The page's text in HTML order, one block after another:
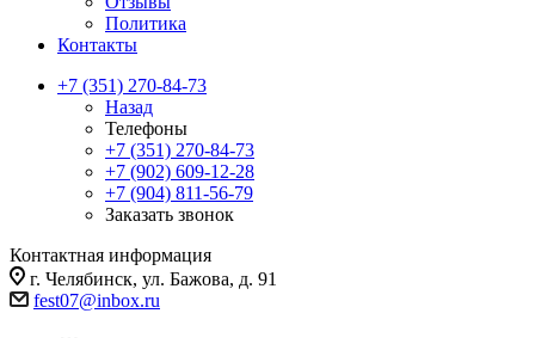
Политика
Контакты
+7 (351) 270-84-73
Назад
Телефоны
+7 (351) 270-84-73
+7 (902) 609-12-28
+7 (904) 811-56-79
Заказать звонок
Контактная информация
г. Челябинск, ул. Бажова, д. 91
fest07@inbox.ru